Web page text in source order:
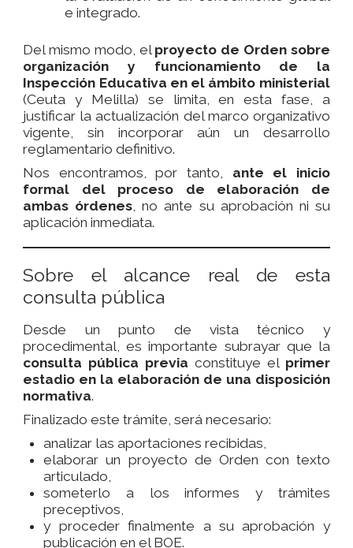
e integrado.
Del mismo modo, elproyecto de Orden sobre
organización y funcionamiento de la
Inspección Educativa en el ámbito ministerial
(Ceuta y Melilla) se limita, en esta fase, a
justificar la actualización del marco organizativo
vigente, sin incorporar aún un desarrollo
reglamentario definitivo.
Nos encontramos, por tanto, ante el inicio
formal del proceso de elaboración de
ambas órdenes, no ante su aprobación ni su
aplicación inmediata.
Sobre el alcance real de esta
consulta pública
Desde un punto de vista técnico y
procedimental, es importante subrayar que la
consulta pública previa constituye el primer
estadio en la elaboración de una disposición
normativa.
Finalizado este trámite, será necesario:
analizar las aportaciones recibidas,
elaborar un proyecto de Orden con texto
articulado,
someterlo a los informes y trámites
preceptivos,
y proceder finalmente a su aprobación y
publicación en el BOE.